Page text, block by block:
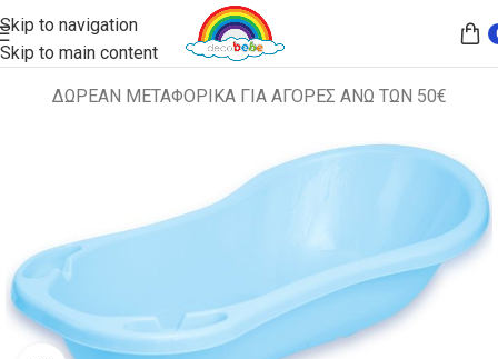
Skip to navigation
Skip to main content
ΔΩΡΕΑΝ ΜΕΤΑΦΟΡΙΚΑ ΓΙΑ ΑΓΟΡΕΣ ΑΝΩ ΤΩΝ 50€
Αρχική σελίδα ΔΙΑΦΟΡΑ